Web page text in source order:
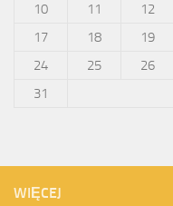
10
11 12
17
18 19
24
25 26
31
WIĘCEJ